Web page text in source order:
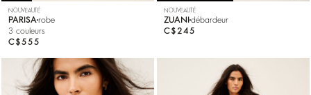
NOUVEAUTÉ
PARISA robe
3 couleurs
C$555
NOUVEAUTÉ
ZUANI débardeur
C$245